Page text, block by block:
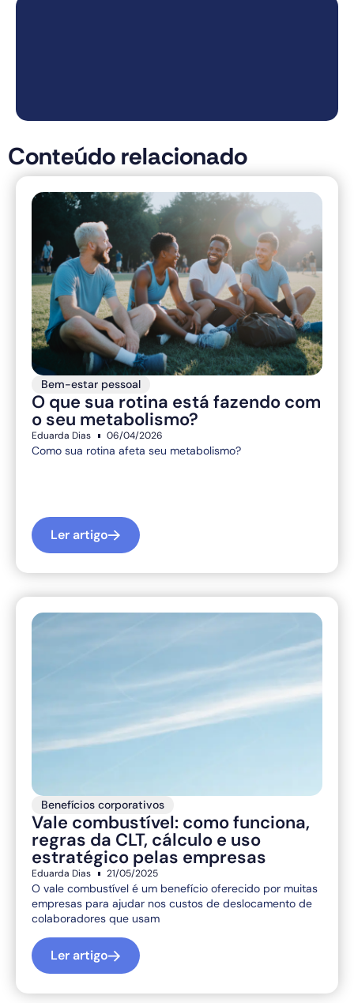
Conteúdo relacionado
Bem-estar pessoal
O que sua rotina está fazendo com
o seu metabolismo?
Eduarda Dias 06/04/2026
Como sua rotina afeta seu metabolismo?
Ler artigo
Benefícios corporativos
Vale combustível: como funciona,
regras da CLT, cálculo e uso
estratégico pelas empresas
Eduarda Dias 21/05/2025
O vale combustível é um benefício oferecido por muitas
empresas para ajudar nos custos de deslocamento de
colaboradores que usam
Ler artigo